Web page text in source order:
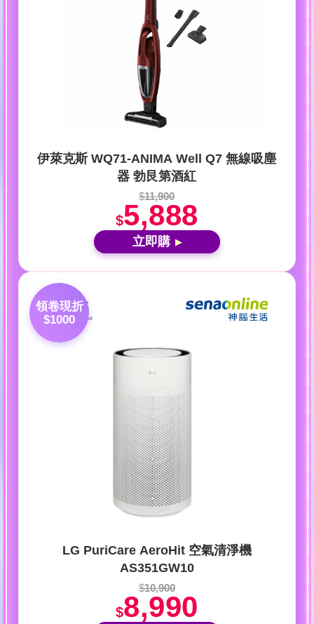
伊萊克斯 WQ71-ANIMA Well Q7 無線吸塵
器 勃艮第酒紅
$11,900
$5,888
立即購 ▶
領卷現折
$1000
LG PuriCare AeroHit 空氣清淨機
AS351GW10
$10,900
$8,990